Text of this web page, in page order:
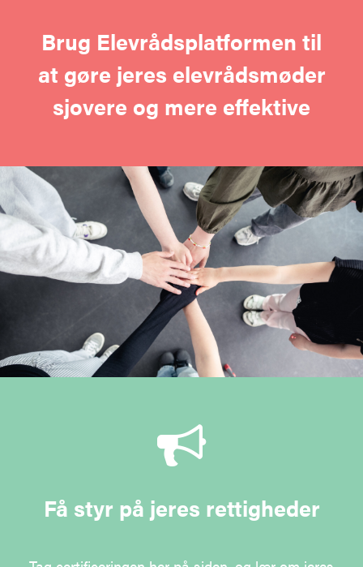
Brug Elevrådsplatformen til
at gøre jeres elevrådsmøder
sjovere og mere effektive
Få styr på jeres rettigheder